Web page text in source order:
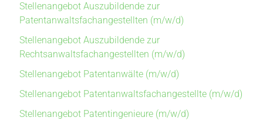
Stellenangebot Auszubildende zur
Patentanwaltsfachangestellten (m/w/d)
Stellenangebot Auszubildende zur
Rechtsanwaltsfachangestellten (m/w/d)
Stellenangebot Patentanwälte (m/w/d)
Stellenangebot Patentanwaltsfachangestellte (m/w/d)
Stellenangebot Patentingenieure (m/w/d)